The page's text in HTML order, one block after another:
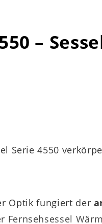
–
Serie 4550
Optik fungiert der
Fernsehsessel